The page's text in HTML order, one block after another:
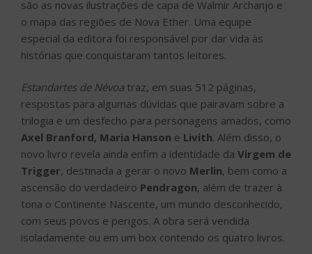
são as novas ilustrações de capa de Walmir Archanjo e
o mapa das regiões de Nova Ether. Uma equipe
especial da editora foi responsável por dar vida às
histórias que conquistaram tantos leitores.
Estandartes de Névoatraz, em suas 512 páginas,
respostas para algumas dúvidas que pairavam sobre a
trilogia e um desfecho para personagens amados, como
Axel Branford, Maria Hanson e Livith. Além disso, o
novo livro revela ainda enfim a identidade da Virgem de
Trigger, destinada a gerar o novo Merlin, bem como a
ascensão do verdadeiro Pendragon, além de trazer à
tona o Continente Nascente, um mundo desconhecido,
com seus povos e perigos. A obra será vendida
isoladamente ou em um box contendo os quatro livros.